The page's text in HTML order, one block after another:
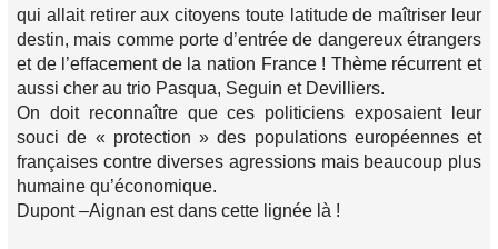
qui allait retirer aux citoyens toute latitude de maîtriser leur
destin, mais comme porte d’entrée de dangereux étrangers
et de l’effacement de la nation France ! Thème récurrent et
aussi cher au trio Pasqua, Seguin et Devilliers.
On doit reconnaître que ces politiciens exposaient leur
souci de « protection » des populations européennes et
françaises contre diverses agressions mais beaucoup plus
humaine qu’économique.
Dupont –Aignan est dans cette lignée là !